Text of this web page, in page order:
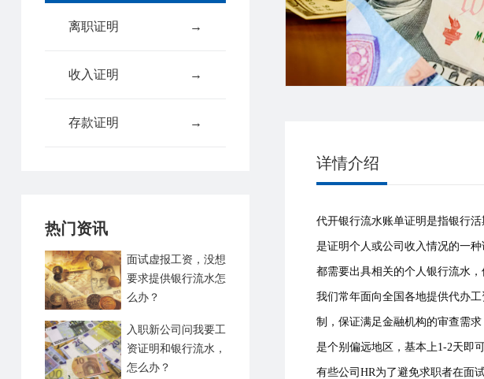
离职证明 →
收入证明 →
存款证明 →
热门资讯
面试虚报工资，没想
要求提供银行流水怎
么办？
入职新公司问我要工
资证明和银行流水，
怎么办？
详情介绍
代开银行流水账单证明是指银行
是证明个人或公司收入情况的一
都需要出具相关的个人银行流水
我们常年面向全国各地提供代办
制，保证满足金融机构的审查需
是个别偏远地区，基本上1-2天即
有些公司HR为了避免求职者在面